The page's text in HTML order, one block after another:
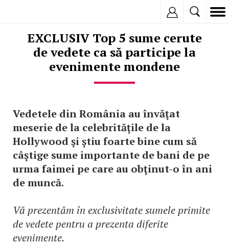
EXCLUSIV Top 5 sume cerute
de vedete ca să participe la
evenimente mondene
Vedetele din România au învăţat
meserie de la celebrităţile de la
Hollywood şi ştiu foarte bine cum să
câştige sume importante de bani de pe
urma faimei pe care au obţinut-o în ani
de muncă.
Vă prezentăm în exclusivitate sumele primite
de vedete pentru a prezenta diferite
evenimente.